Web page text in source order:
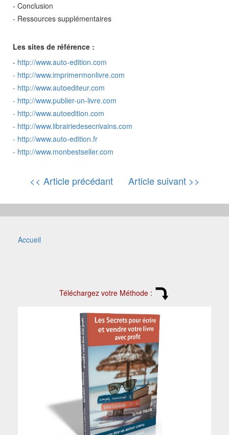
- Conclusion
- Ressources supplémentaires
Les sites de référence :
- http://www.auto-edition.com
- http://www.imprimermonlivre.com
- http://www.autoediteur.com
- http://www.publier-un-livre.com
- http://www.autoedition.com
- http://www.librairiedesecrivains.com
- http://www.auto-edition.fr
- http://www.monbestseller.com
<< Article précédant Article suivant >>
Accueil
Téléchargez votre Méthode :